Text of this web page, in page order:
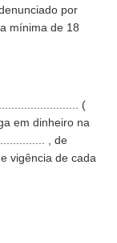
por
mínima de 18
(
em dinheiro na
, de
vigência de cada